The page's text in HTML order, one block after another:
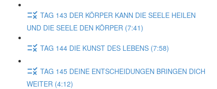
TAG 143 DER KÖRPER KANN DIE SEELE HEILEN
UND DIE SEELE DEN KÖRPER (7:41)
TAG 144 DIE KUNST DES LEBENS (7:58)
TAG 145 DEINE ENTSCHEIDUNGEN BRINGEN DICH
WEITER (4:12)